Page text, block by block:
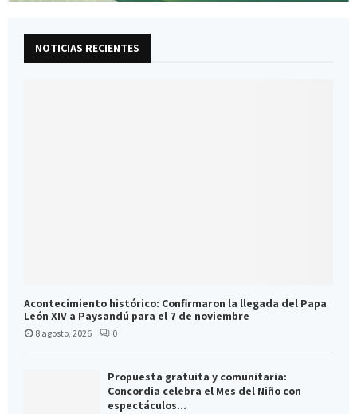
NOTICIAS RECIENTES
Acontecimiento histórico: Confirmaron la llegada del Papa
León XIV a Paysandú para el 7 de noviembre
8 agosto, 2026 0
Propuesta gratuita y comunitaria:
Concordia celebra el Mes del Niño con
espectáculos...